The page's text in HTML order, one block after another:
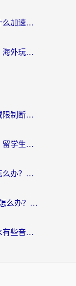
境外玩反恐精英：全球攻势用什么加速器？2026海外玩家亲测实用指南
少女前线在国外怎么加速游戏？海外玩家必看的国服游戏畅玩指南
在国外怎么用网易云？别让地域限制断了你的中文歌单——附听书社交定位解决方案
酷狗海外限制解决办法有哪些？留学生亲测有效的回国加速指南
在菲律宾用邮储银行地区限制怎么办？海外华人必看的回国加速解决方案
在比利时用掌上12333地区限制怎么办？海外华人亲测有效的回国加速方案
海外党日常痛点解决指南：汽水有些音乐在国外无法播放怎么办？